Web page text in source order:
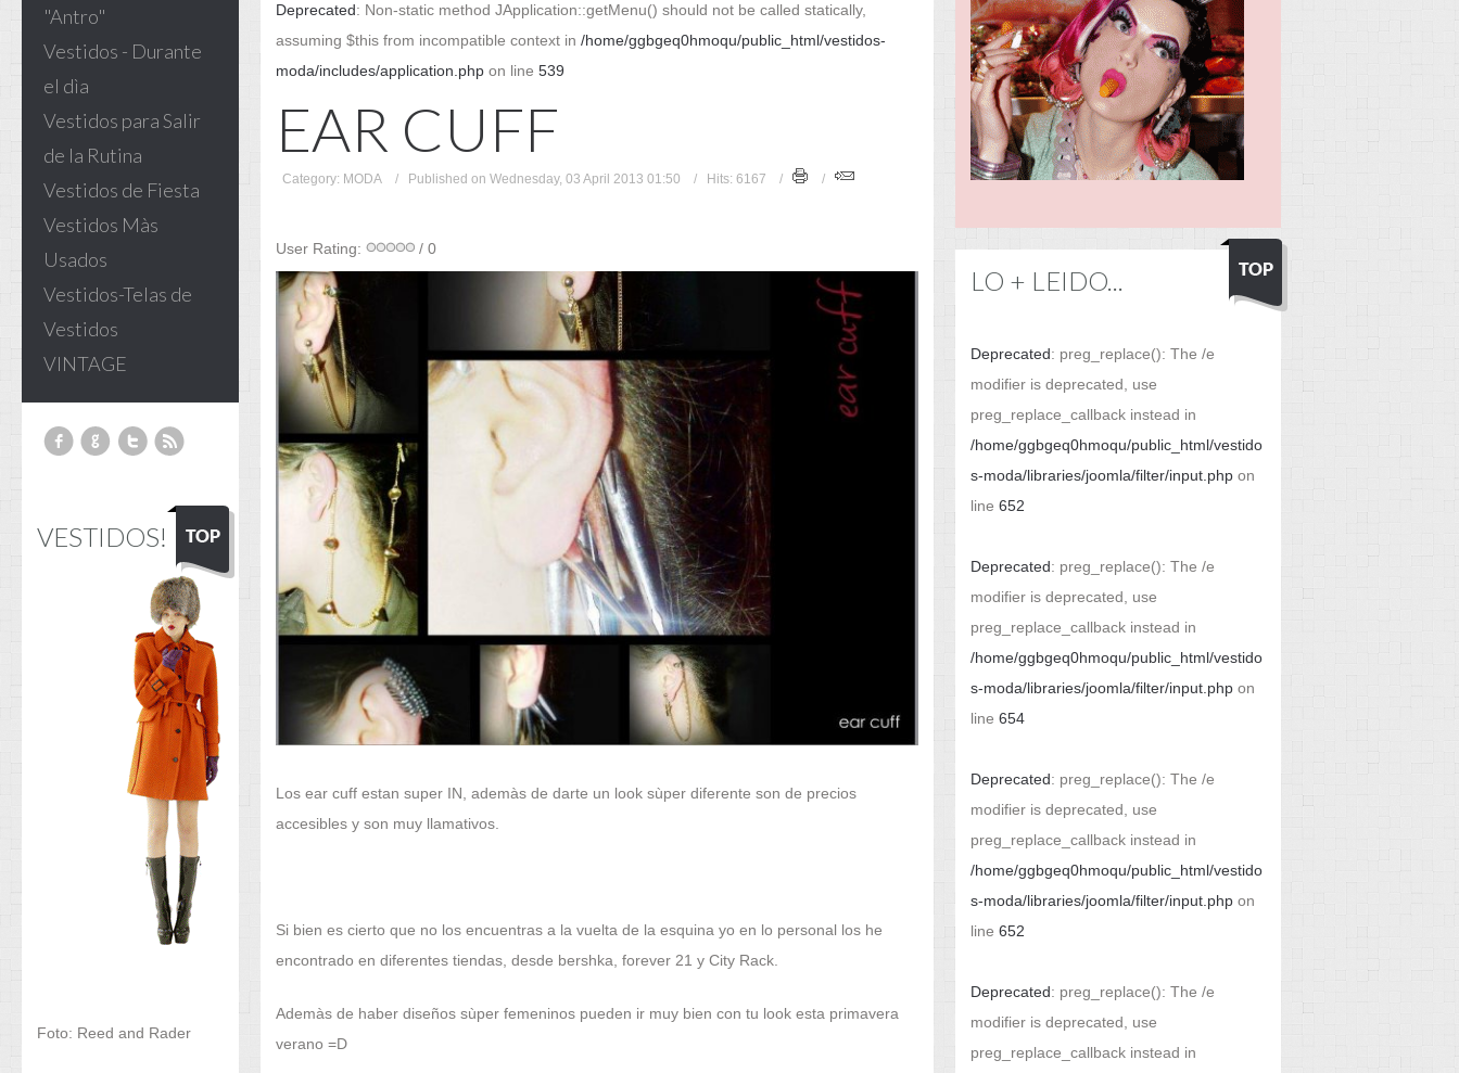
"Antro"
Vestidos - Durante
el dìa
Vestidos para Salir
de la Rutina
Vestidos de Fiesta
Vestidos Màs
Usados
Vestidos-Telas de
Vestidos
VINTAGE
VESTIDOS!
Foto: Reed and Rader
Deprecated: Non-static method JApplication::getMenu() should not be called statically,
assuming $this from incompatible context in /home/ggbgeq0hmoqu/public_html/vestidos-
moda/includes/application.php on line 539
EAR CUFF
Category: MODA Published on Wednesday, 03 April 2013 01:50 Hits: 6167
User Rating: / 0
Los ear cuff estan super IN, ademàs de darte un look sùper diferente son de precios
accesibles y son muy llamativos.
Si bien es cierto que no los encuentras a la vuelta de la esquina yo en lo personal los he
encontrado en diferentes tiendas, desde bershka, forever 21 y City Rack.
Ademàs de haber diseños sùper femeninos pueden ir muy bien con tu look esta primavera
verano =D
LO + LEIDO...
Deprecated: preg_replace(): The /e
modifier is deprecated, use
preg_replace_callback instead in
/home/ggbgeq0hmoqu/public_html/vestido
s-moda/libraries/joomla/filter/input.php on
line 652
Deprecated: preg_replace(): The /e
modifier is deprecated, use
preg_replace_callback instead in
/home/ggbgeq0hmoqu/public_html/vestido
s-moda/libraries/joomla/filter/input.php on
line 654
Deprecated: preg_replace(): The /e
modifier is deprecated, use
preg_replace_callback instead in
/home/ggbgeq0hmoqu/public_html/vestido
s-moda/libraries/joomla/filter/input.php on
line 652
Deprecated: preg_replace(): The /e
modifier is deprecated, use
preg_replace_callback instead in